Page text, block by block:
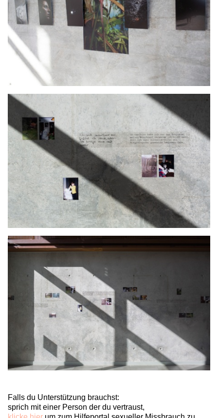
Falls du Unterstützung brauchst:
sprich mit einer Person der du vertraust,